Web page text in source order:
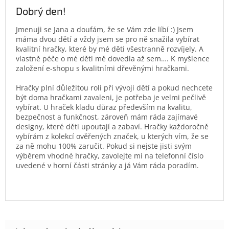
Dobrý den!
Jmenuji se Jana a doufám, že se Vám zde líbí :) Jsem
máma dvou dětí a vždy jsem se pro ně snažila vybírat
kvalitní hračky, které by mé děti všestranně rozvíjely. A
vlastně péče o mé děti mě dovedla až sem…. K myšlence
založení e-shopu s kvalitními dřevěnými hračkami.
Hračky plní důležitou roli při vývoji dětí a pokud nechcete
být doma hračkami zavaleni, je potřeba je velmi pečlivě
vybírat. U hraček kladu důraz především na kvalitu,
bezpečnost a funkčnost, zároveň mám ráda zajímavé
designy, které děti upoutají a zabaví. Hračky každoročně
vybírám z kolekcí ověřených značek, u kterých vím, že se
za ně mohu 100% zaručit. Pokud si nejste jisti svým
výběrem vhodné hračky, zavolejte mi na telefonní číslo
uvedené v horní části stránky a já Vám ráda poradím.